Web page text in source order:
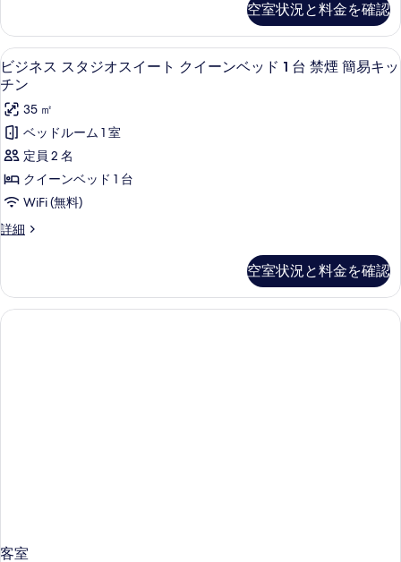
写
真
を
表
示
す
る
キ
ッ
チ
ン
の
す
べ
て
の
を
表
煙
キ
ッ
チ
ン
の
詳
細
ク
イ
ー
ン
ベ
ッ
ド
1
台
禁
ッ
チ
表
ア
ス
タ
ジ
オ
ク
イ
ー
ン
ベ
ド
1
台
キ
チ
空室状況と料金を確認
ビ
ジ
ネ
ス
ス
タ
ジ
オ
ー
ト
禁
ビジネス スタジオスイート クイー
10
ビジネス スタジオスイート クイーンベッド 1 台 禁煙 簡易キッ
チン
35 ㎡
ベッドルーム 1 室
定員 2 名
クイーンベッド 1 台
WiFi (無料)
詳細
ビ
ス
タ
ジ
台
空室状況と料金を確認
客室